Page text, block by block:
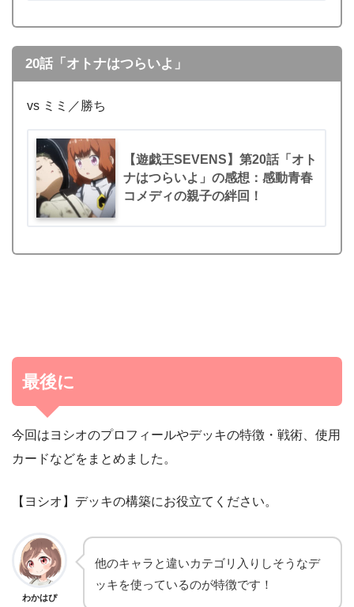
20話「オトナはつらいよ」
vs ミミ／勝ち
【遊戯王SEVENS】第20話「オト
ナはつらいよ」の感想：感動青春
コメディの親子の絆回！
最後に
今回はヨシオのプロフィールやデッキの特徴・戦術、使用
カードなどをまとめました。
【ヨシオ】デッキの構築にお役立てください。
わかはぴ
他のキャラと違いカテゴリ入りしそうなデ
ッキを使っているのが特徴です！